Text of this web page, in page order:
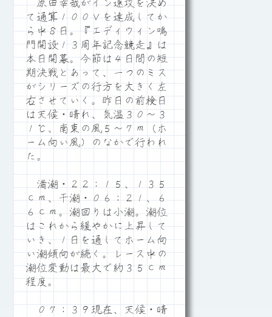
原田幸哉がイン速攻を決め
て通算１００Ｖを達成してか
ら中８日。『エディウィン鳴
門開設１３周年記念競走』は
本日開幕。今節は４日間の短
期決戦とあって、一つのミス
がシリーズの行方を大きく左
右させていく。昨日の前検日
は天候・晴れ、気温３０～３
１℃、南東の風５～７ｍ（ホ
ーム向い風）のなかで行われ
た。
満潮・２２：１５、１３５
ｃｍ、干潮・０６：２１、６
６ｃｍ。潮回りは小潮。潮位
はこれから緩やかに上昇して
いき、１日を通してホーム向
い潮傾向が続く。レース中の
潮位変動は最大で約３５ｃｍ
程度。
０７：３９現在、天候・晴